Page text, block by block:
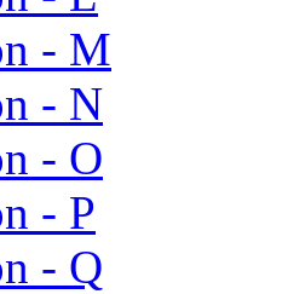
- M
- N
- O
- P
- Q